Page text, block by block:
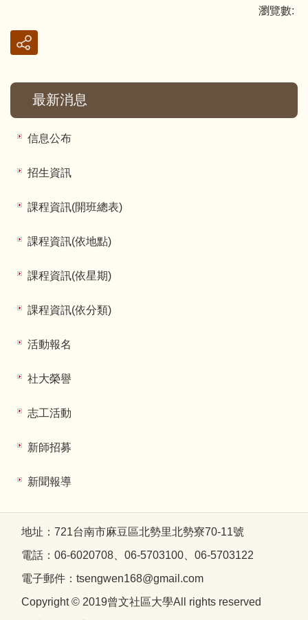
瀏覽數:
最新消息
信息公布
招生資訊
課程資訊(開班總表)
課程資訊(依地點)
課程資訊(依星期)
課程資訊(依分類)
活動報名
社大榮譽
志工活動
新師招募
新聞報導
地址：721台南市麻豆區北勢里北勢寮70-11號
電話：06-6020708、06-5703100、06-5703122
電子郵件：tsengwen168@gmail.com
Copyright © 2019曾文社區大學All rights reserved